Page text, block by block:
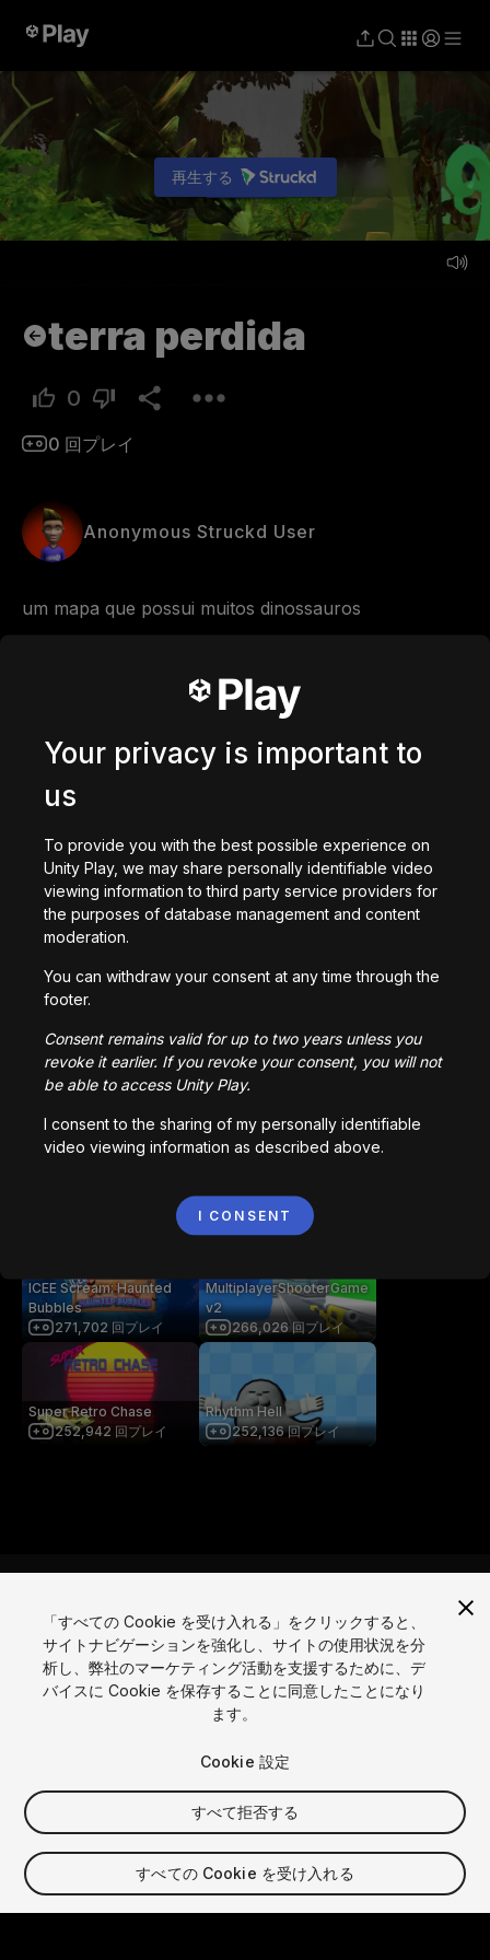
再生するプレイ
terra perdida
0
0 回プレイ
Anonymous Struckd User
um mapa que possui muitos dinossauros
で作成された
作成
ゲームをコピーしてStruckd Studioで編集
あなたへのおすすめ
getaway shootout
992,230 回プレイ
823,598 回プレイ
294,222
回プレイ
ICEE Scream: Haunted
Bubbles
271,702 回プレイ
MultiplayerShooterGame
v2
266,026 回プレイ
Super Retro Chase
252,942 回プレイ
Rhythm Hell
252,136 回プレイ
言語
English Français Deutsch Bahasa IndonesiaItaliano日本語
Copyright © 2025 Unity Technologies
法的プライバシーポリシークッキー個人情報を売らない
お問い合わせDSAに関する苦情
クッキー設定
Video Privacy Protection
「Unity」の名称、Unity のロゴ、およびその他の Unity の商標
「すべての Cookie を受け入れる」をクリックすると、
サイトナビゲーションを強化し、サイトの使用状況を分
析し、弊社のマーケティング活動を支援するために、デ
バイスに Cookie を保存することに同意したことになり
ます。
Cookie 設定
すべて拒否する
すべての Cookie を受け入れる
Your privacy is important to
us
To provide you with the best possible experience on
Unity Play, we may share personally identifiable video
viewing information to third party service providers for
the purposes of database management and content
moderation.
You can withdraw your consent at any time through the
footer.
Consent remains valid for up to two years unless you
revoke it earlier. If you revoke your consent, you will not
be able to access Unity Play.
I consent to the sharing of my personally identifiable
video viewing information as described above.
I CONSENT